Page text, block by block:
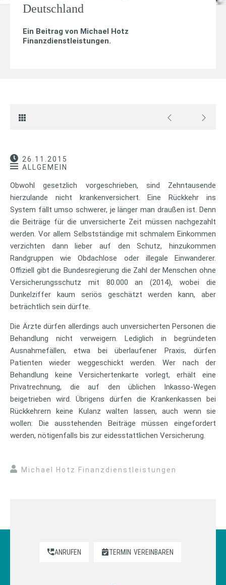
Deutschland
Ein Beitrag von Michael Hotz
Finanzdienstleistungen.
26.11.2015
ALLGEMEIN
Obwohl gesetzlich vorgeschrieben, sind Zehntausende
hierzulande nicht krankenversichert. Eine Rückkehr ins
System fällt umso schwerer, je länger man draußen ist. Denn
die Beiträge für die unversicherte Zeit müssen nachgezahlt
werden. Vor allem Selbstständige mit schmalem Einkommen
verzichten dann lieber auf den Schutz, hinzukommen
Randgruppen wie Obdachlose oder illegale Einwanderer.
Offiziell gibt die Bundesregierung die Zahl der Menschen ohne
Versicherungsschutz mit 80.000 an (2014), wobei die
Dunkelziffer kaum seriös geschätzt werden kann, aber
beträchtlich sein dürfte.
Die Ärzte dürfen allerdings auch unversicherten Personen die
Behandlung nicht verweigern. Lediglich in begründeten
Ausnahmefällen, etwa bei überlaufener Praxis, dürfen
Patienten wieder weggeschickt werden. Wer nach der
Behandlung keine Versichertenkarte vorlegt, erhält eine
Privatrechnung, die auf den üblichen Inkasso-Wegen
beigetrieben wird. Übrigens dürfen die Krankenkassen bei
Rückkehrern keine Kulanz walten lassen, auch wenn sie
wollen: Die ausstehenden Beiträge müssen eingefordert
werden, nötigenfalls bis zur eidesstattlichen Versicherung.
Michael Hotz Finanzdienstleistungen
ANRUFEN TERMIN VEREINBAREN